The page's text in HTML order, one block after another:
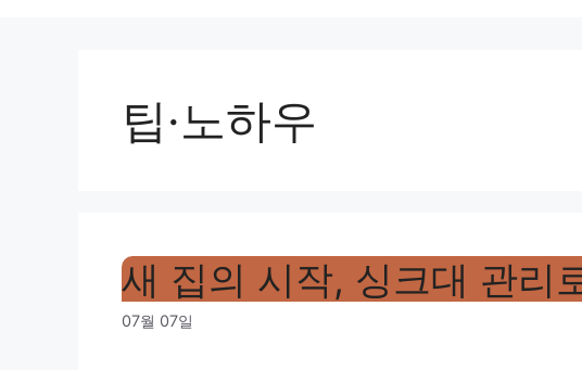
팁·노하우
새 집의 시작, 싱크대 관리
07월 07일